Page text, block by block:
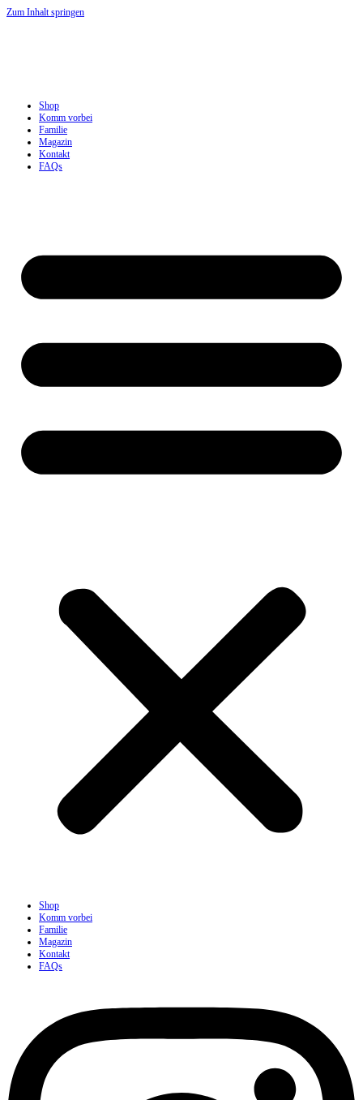
Zum Inhalt springen
Shop
Komm vorbei
Familie
Magazin
Kontakt
FAQs
Shop
Komm vorbei
Familie
Magazin
Kontakt
FAQs